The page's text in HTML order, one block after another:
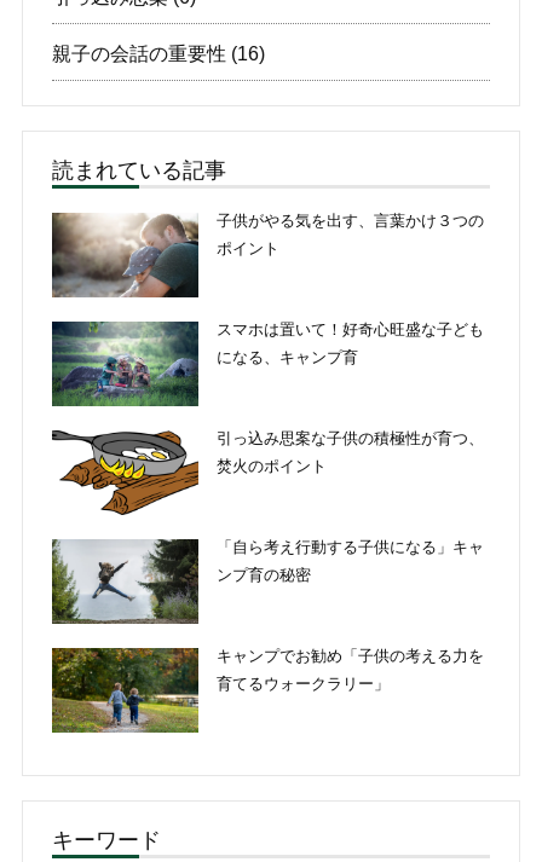
親子の会話の重要性 (16)
読まれている記事
子供がやる気を出す、言葉かけ３つの
ポイント
スマホは置いて！好奇心旺盛な子ども
になる、キャンプ育
引っ込み思案な子供の積極性が育つ、
焚火のポイント
「自ら考え行動する子供になる」キャ
ンプ育の秘密
キャンプでお勧め「子供の考える力を
育てるウォークラリー」
キーワード